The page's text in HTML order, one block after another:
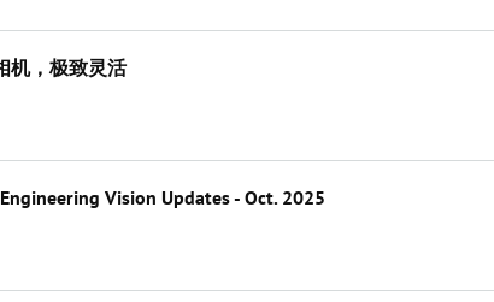
机，极致灵活
Vision Updates - Oct. 2025